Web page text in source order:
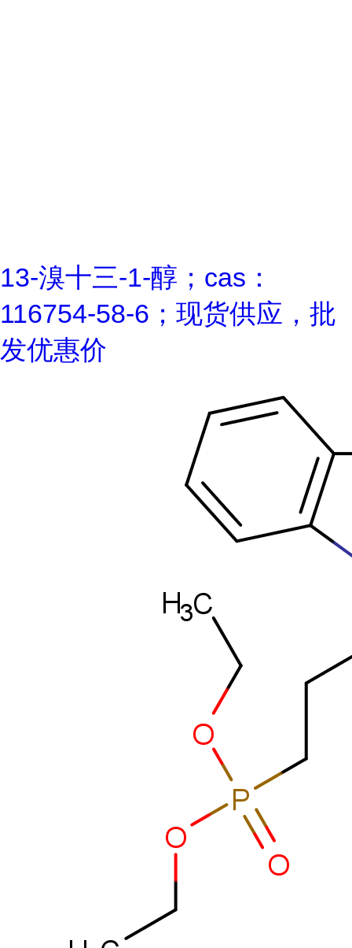
13-溴十三-1-醇；cas：
116754-58-6；现货供应，批
发优惠价